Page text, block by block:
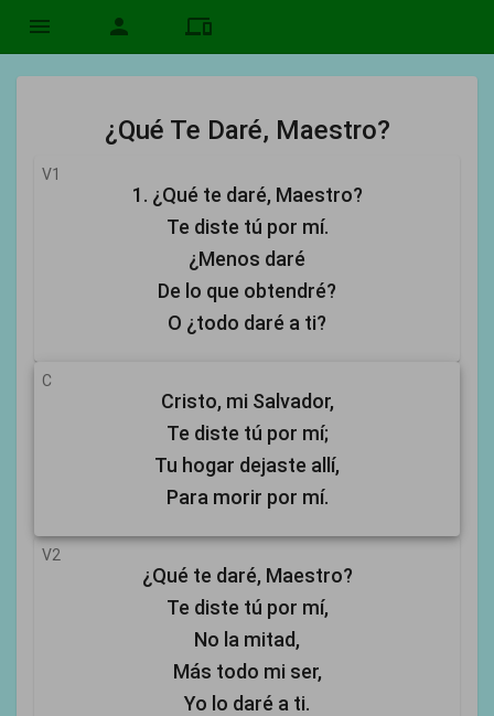
menu person devices
¿Qué Te Daré, Maestro?
V1
1. ¿Qué te daré, Maestro?
Te diste tú por mí.
¿Menos daré
De lo que obtendré?
O ¿todo daré a ti?
C
Cristo, mi Salvador,
Te diste tú por mí;
Tu hogar dejaste allí,
Para morir por mí.
V2
¿Qué te daré, Maestro?
Te diste tú por mí,
No la mitad,
Más todo mi ser,
Yo lo daré a ti.